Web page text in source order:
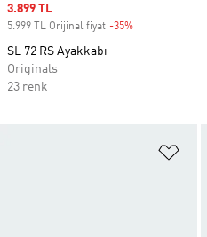
Sale price
3.899 TL
5.999 TL Orijinal fiyat -35%
SL 72 RS Ayakkabı
Originals
23 renk